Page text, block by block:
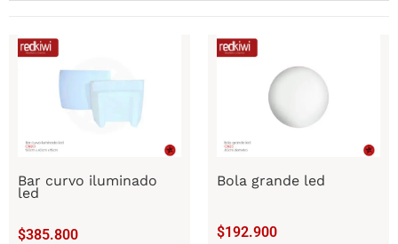
Bar curvo iluminado
led
$385.800
Bola grande led
$192.900